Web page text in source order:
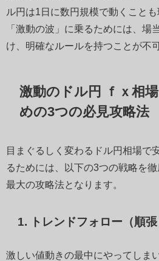
ル円は1日に数円規模で動くこと
「激動の波」に乗るためには、場
け、明確なルールを持つことが不
激動のドル円 ｆｘ相
めの3つの必見攻略法
目まぐるしく変わるドル円相場で
るためには、以下の3つの戦略を
最大の攻略法となります。
1. トレンドフォロー（順
激しい値動きの最中にやってしま